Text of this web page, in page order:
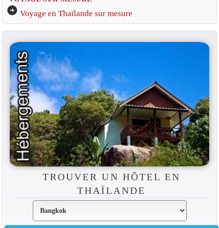
arrow_circle_right Voyage en Thaïlande sur mesure
TROUVER UN HÔTEL EN
THAÏLANDE